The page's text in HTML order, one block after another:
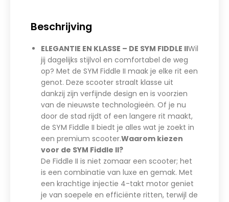
Beschrijving
ELEGANTIE EN KLASSE – DE SYM FIDDLE IIWil
jij dagelijks stijlvol en comfortabel de weg
op? Met de SYM Fiddle II maak je elke rit een
genot. Deze scooter straalt klasse uit
dankzij zijn verfijnde design en is voorzien
van de nieuwste technologieën. Of je nu
door de stad rijdt of een langere rit maakt,
de SYM Fiddle II biedt je alles wat je zoekt in
een premium scooter.Waarom kiezen
voor de SYM Fiddle II?
De Fiddle II is niet zomaar een scooter; het
is een combinatie van luxe en gemak. Met
een krachtige injectie 4-takt motor geniet
je van soepele en efficiënte ritten, terwijl de